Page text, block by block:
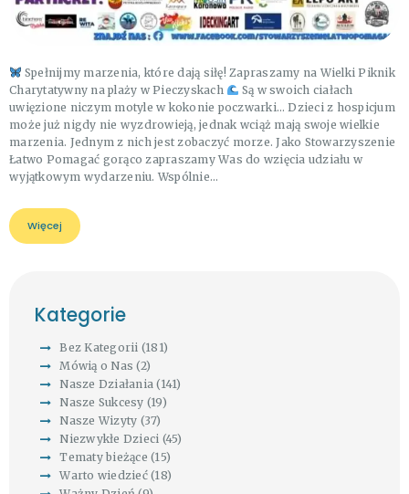
Spełnijmy marzenia, które dają siłę! Zapraszamy na Wielki Piknik
Charytatywny na plaży w Pieczyskach
Są w swoich ciałach
uwięzione niczym motyle w kokonie poczwarki… Dzieci z hospicjum
może już nigdy nie wyzdrowieją, jednak wciąż mają swoje wielkie
marzenia. Jednym z nich jest zobaczyć morze. Jako Stowarzyszenie
Łatwo Pomagać gorąco zapraszamy Was do wzięcia udziału w
wyjątkowym wydarzeniu. Wspólnie…
Więcej
Kategorie
Bez Kategorii (181)
Mówią o Nas (2)
Nasze Działania (141)
Nasze Sukcesy (19)
Nasze Wizyty (37)
Niezwykłe Dzieci (45)
Tematy bieżące (15)
Warto wiedzieć(18)